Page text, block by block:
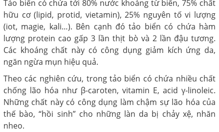
Tảo biển có chứa tới 80% nước khoáng từ biển, 75% chất
hữu cơ (lipid, protid, vietamin), 25% nguyên tố vi lượng
(iot, magie, kali…). Bên cạnh đó tảo biển có chứa hàm
lượng protein cao gấp 3 lần thịt bò và 2 lần đậu tương.
Các khoáng chất này có công dụng giảm kích ứng da,
ngăn ngừa mụn hiệu quả.
Theo các nghiên cứu, trong tảo biển có chứa nhiều chất
chống lão hóa như β-caroten, vitamin E, acid γ-linoleic.
Những chất này có công dụng làm chậm sự lão hóa của
thế bào, “hồi sinh” cho những làn da bị chảy xệ, nhăn
nheo.